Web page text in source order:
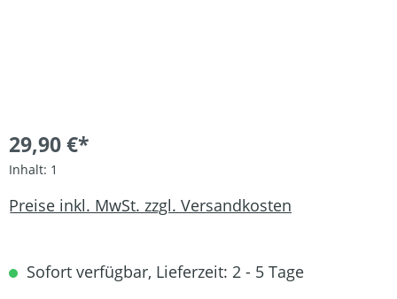
29,90 €*
Inhalt: 1
Preise inkl. MwSt. zzgl. Versandkosten
Sofort verfügbar, Lieferzeit: 2 - 5 Tage